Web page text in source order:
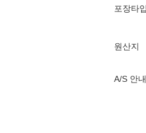
포장타입
원산지
A/S 안내